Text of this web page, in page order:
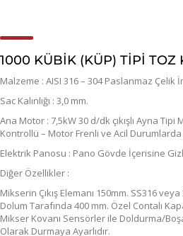
1000 KÜBİK (KÜP) TİPİ TOZ
Malzeme : AISI 316 – 304 Paslanmaz Çelik
Sac Kalınlığı : 3,0 mm.
Ana Motor : 7,5kW 30 d/dk çıkışlı Ayna
Kontrollü – Motor Frenli ve Acil
Elektrik Panosu : Pano Gövde İçerisine
Diğer Özellikler :
Mikserin Çıkış Elemanı 150mm. SS316
Dolum Tarafında 400 mm. Özel Contalı
Mikser Kovanı Sensörler ile Doldurma/
Olarak Durmaya Ayarlıdır.